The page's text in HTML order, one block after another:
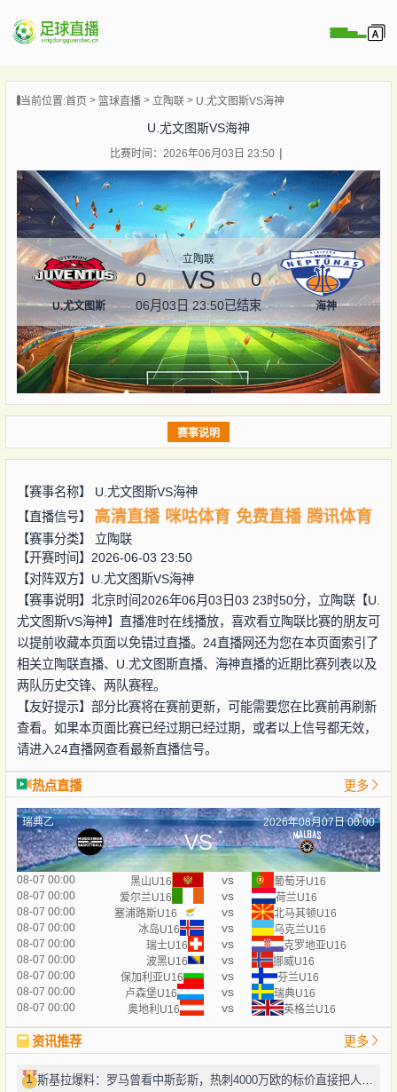
播
闻
当前位置:首页 篮球直播 立陶联 U.尤文图斯VS海神
U.尤文图斯VS海神
比赛时间：2026年06月03日 23:50
U.尤文图斯
立陶联
0 VS 0
06月03日 23:50已结束 海神
赛事说明
【赛事名称】 U.尤文图斯VS海神
【直播信号】
高清直播 咪咕体育 免费直播 腾讯体育
【赛事分类】 立陶联
【开赛时间】2026-06-03 23:50
【对阵双方】 U.尤文图斯VS海神
【赛事说明】北京时间2026年06月03日03 23时50分，立陶联【U.
尤文图斯VS海神】直播准时在线播放，喜欢看立陶联比赛的朋友可
以提前收藏本页面以免错过直播。24直播网还为您在本页面索引了
相关立陶联直播、U.尤文图斯直播、海神直播的近期比赛列表以及
两队历史交锋、两队赛程。
【友好提示】部分比赛将在赛前更新，可能需要您在比赛前再刷新
查看。如果本页面比赛已经过期已经过期，或者以上信号都无效，
请进入24直播网查看最新直播信号。
热点直播 更多
瑞典乙 2026年08月07日 00:00
VS
08-07 00:00 黑山U16 vs
葡萄牙U16
08-07 00:00
爱尔兰U16 vs
荷兰U16
08-07 00:00
塞浦路斯U16 vs
北马其顿U16
08-07 00:00
冰岛U16 vs
乌克兰U16
08-07 00:00
瑞士U16 vs
克罗地亚U16
08-07 00:00
波黑U16 vs
挪威U16
08-07 00:00
保加利亚U16 vs
芬兰U16
08-07 00:00
卢森堡U16 vs
瑞典U16
08-07 00:00
奥地利U16 vs 英格兰U16
资讯推荐 更多
1